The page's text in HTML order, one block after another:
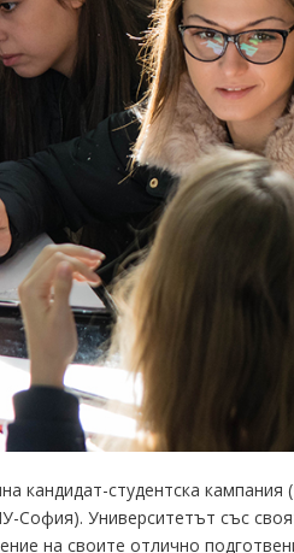
кандидат-студентска
София). Университетът със
на своите отлично